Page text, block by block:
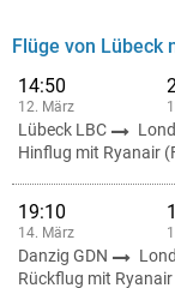
Flüge von Lübeck
14:50
12. März
Lübeck LBC
Hinflug mit Ryanair
19:10
14. März
Danzig GDN
Rückflug mit